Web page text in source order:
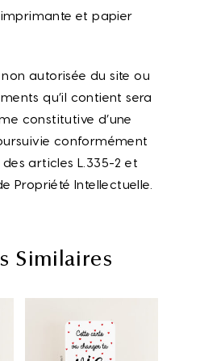
et papier
autorisée du site ou
qu’il contient sera
constitutive d’une
conformément
articles L.335-2 et
Propriété Intellectuelle.
Similaires